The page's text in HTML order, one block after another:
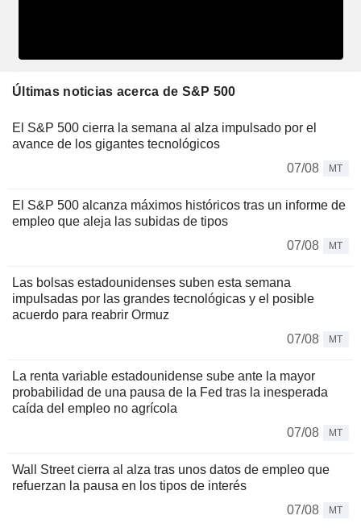
Últimas noticias acerca de S&P 500
El S&P 500 cierra la semana al alza impulsado por el
avance de los gigantes tecnológicos
07/08
MT
El S&P 500 alcanza máximos históricos tras un informe de
empleo que aleja las subidas de tipos
07/08
MT
Las bolsas estadounidenses suben esta semana
impulsadas por las grandes tecnológicas y el posible
acuerdo para reabrir Ormuz
07/08
MT
La renta variable estadounidense sube ante la mayor
probabilidad de una pausa de la Fed tras la inesperada
caída del empleo no agrícola
07/08
MT
Wall Street cierra al alza tras unos datos de empleo que
refuerzan la pausa en los tipos de interés
07/08
MT